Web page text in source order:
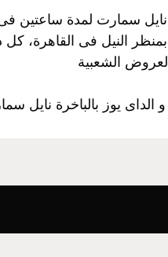
نايل سمارت لمدة ساعتين
النيل فى القاهرة، كل
الشعبية
يوز بالباخرة نايل